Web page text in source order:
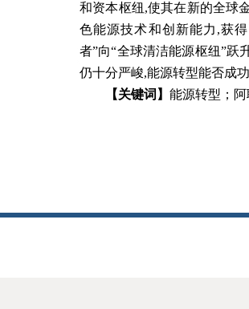
和资本枢纽,使其在新的全球
色能源技术和创新能力,获
者”向“全球清洁能源枢纽”跃
仍十分严峻,能源转型能否成
【关键词】 能源转型；